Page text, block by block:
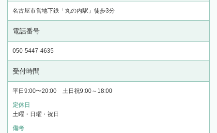
名古屋市営地下鉄「丸の内駅」徒歩3分
電話番号
050-5447-4635
受付時間
平日9:00〜20:00 土日祝9:00～18:00
定休日
土曜・日曜・祝日
備考